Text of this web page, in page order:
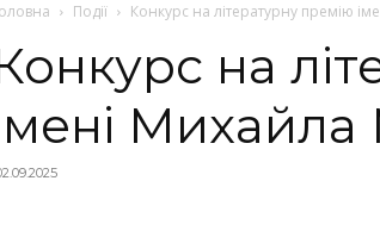
Події Конкурс на літературну премію
на
Михайла